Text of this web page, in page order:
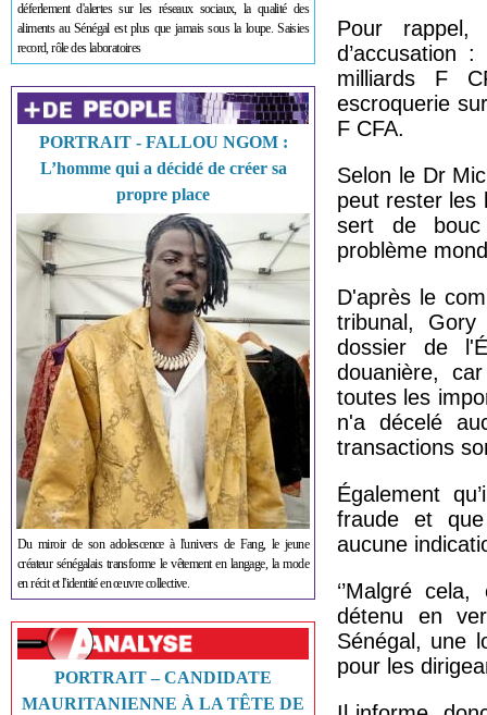
déferlement d'alertes sur les réseaux sociaux, la qualité des
aliments au Sénégal est plus que jamais sous la loupe. Saisies
record, rôle des laboratoires
PORTRAIT - FALLOU NGOM :
L’homme qui a décidé de créer sa
propre place
Du miroir de son adolescence à l'univers de Fang, le jeune
créateur sénégalais transforme le vêtement en langage, la mode
en récit et l'identité en œuvre collective.
PORTRAIT – CANDIDATE
MAURITANIENNE À LA TÊTE DE
Pour
d’accusation
milliards F
escroquerie
F CFA.
Selon le Dr
peut rester les
sert de bouc
problème
D'après le
tribunal,
dossier de
douanière,
toutes les
n'a décelé
transactions
Également
fraude et
aucune
‘’Malgré
détenu en
Sénégal, une
pour les